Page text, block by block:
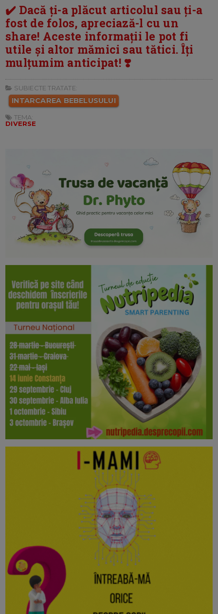
✔️ Dacă ți-a plăcut articolul sau ți-a
fost de folos, apreciază-l cu un
share! Aceste informații le pot fi
utile și altor mămici sau tătici. Îți
mulțumim anticipat! ❣️
SUBIECTE TRATATE:
INTARCAREA BEBELUSULUI
TEMA:
DIVERSE